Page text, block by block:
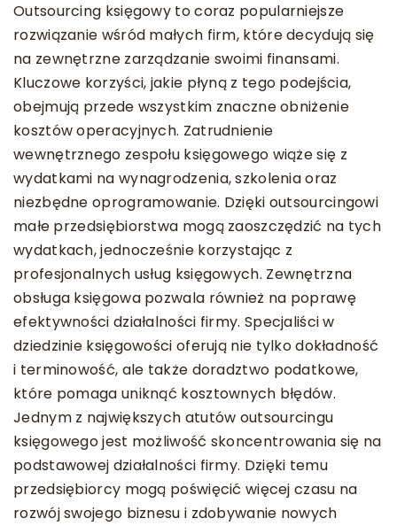
Outsourcing księgowy to coraz popularniejsze
rozwiązanie wśród małych firm, które decydują się
na zewnętrzne zarządzanie swoimi finansami.
Kluczowe korzyści, jakie płyną z tego podejścia,
obejmują przede wszystkim znaczne obniżenie
kosztów operacyjnych. Zatrudnienie
wewnętrznego zespołu księgowego wiąże się z
wydatkami na wynagrodzenia, szkolenia oraz
niezbędne oprogramowanie. Dzięki outsourcingowi
małe przedsiębiorstwa mogą zaoszczędzić na tych
wydatkach, jednocześnie korzystając z
profesjonalnych usług księgowych. Zewnętrzna
obsługa księgowa pozwala również na poprawę
efektywności działalności firmy. Specjaliści w
dziedzinie księgowości oferują nie tylko dokładność
i terminowość, ale także doradztwo podatkowe,
które pomaga uniknąć kosztownych błędów.
Jednym z największych atutów outsourcingu
księgowego jest możliwość skoncentrowania się na
podstawowej działalności firmy. Dzięki temu
przedsiębiorcy mogą poświęcić więcej czasu na
rozwój swojego biznesu i zdobywanie nowych